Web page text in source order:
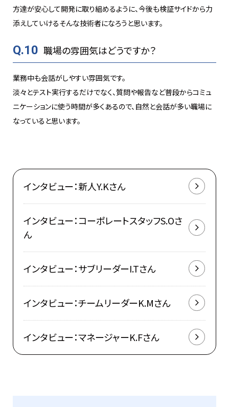
方達が安心して開発に取り組めるように、今後も検証サイドから力
添えしていけるそんな技術者になろうと思います。
Q.10 職場の雰囲気はどうですか？
業務中も会話がしやすい雰囲気です。
淡々とテスト実行するだけでなく、質問や報告など普段からコミュ
ニケーションに使う時間が多くあるので、自然と会話が多い職場に
なっていると思います。
インタビュー：新人Y.Kさん
インタビュー：コーポレートスタッフS.Oさ
ん
インタビュー：サブリーダーI.Tさん
インタビュー：チームリーダーK.Mさん
インタビュー：マネージャーK.Fさん